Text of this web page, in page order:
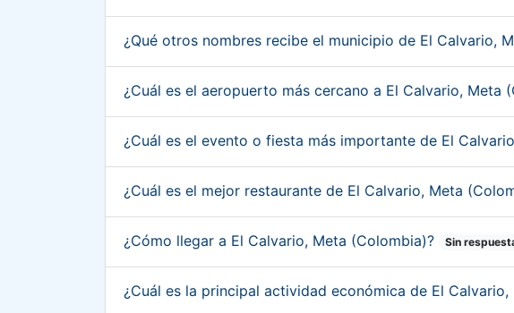
¿Qué otros nombres recibe el municipio de El Calvario,
¿Cuál es el aeropuerto más cercano a El Calvario, Meta
¿Cuál es el evento o fiesta más importante de El
¿Cuál es el mejor restaurante de El Calvario, Meta
¿Cómo llegar a El Calvario, Meta (Colombia)? Sin
¿Cuál es la principal actividad económica de El